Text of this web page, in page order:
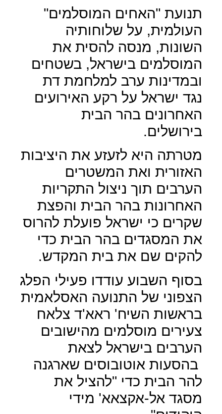
תנועת "האחים המוסלמים"
העולמית, על שלוחותיה
השונות, מנסה להסית את
המוסלמים בישראל, בשטחים
ובמדינות ערב למלחמת דת
נגד ישראל על רקע האירועים
האחרונים בהר הבית
בירושלים.
מטרתה היא לזעזע את היציבות
האזורית ואת המשטרים
הערבים תוך ניצול התקריות
האחרונות בהר הבית והפצת
שקרים כי ישראל פועלת להרוס
את המסגדים בהר הבית כדי
להקים שם את בית המקדש.
בסוף השבוע עודדו פעילי הפלג
הצפוני של התנועה האסלאמית
בראשות השיח' ראא'ד צלאח
צעירים מוסלמים מהישובים
הערבים בישראל לצאת
בהסעות אוטובוסים שארגנה
להר הבית כדי "להציל את
מסגד אל-אקצאא' מידי